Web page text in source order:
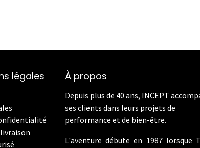
légales À propos
Depuis plus de 40 ans, INCEPT
ses clients dans leurs projets de
performance et de bien-être.
L'aventure débute en 1987 lorsque